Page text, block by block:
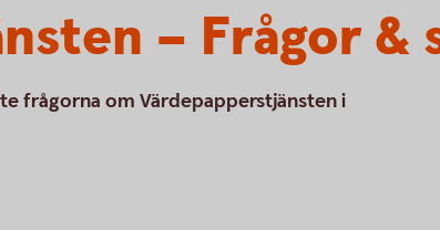
– Frågor &
frågorna om Värdepapperstjänsten i